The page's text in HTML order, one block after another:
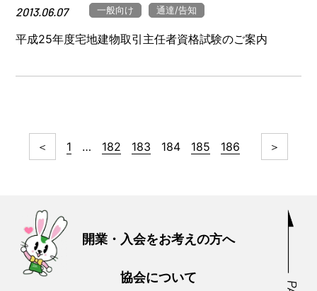
2013.06.07 一般向け 通達/告知
平成25年度宅地建物取引主任者資格試験のご案内
＜ 1 … 182 183 184 185 186 ＞
開業・入会をお考えの方へ
協会について